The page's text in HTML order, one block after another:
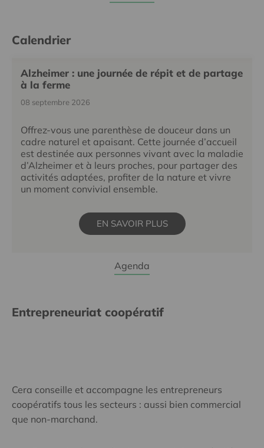
Calendrier
Alzheimer : une journée de répit et de partage
à la ferme
08 septembre 2026
Offrez-vous une parenthèse de douceur dans un
cadre naturel et apaisant. Cette journée d’accueil
est destinée aux personnes vivant avec la maladie
d’Alzheimer et à leurs proches, pour partager des
activités adaptées, profiter de la nature et vivre
un moment convivial ensemble.
EN SAVOIR PLUS
Agenda
Entrepreneuriat coopératif
Cera conseille et accompagne les entrepreneurs
coopératifs tous les secteurs : aussi bien commercial
que non-marchand.